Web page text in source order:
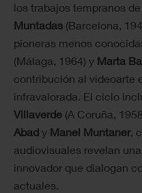
los trabajos tempranos
Muntadas (Barcelona,
pioneras menos
(Málaga, 1964) y Marta
contribución al videoarte
infravalorada. El ciclo
Villaverde (A Coruña,
Abad y Manel Muntaner,
audiovisuales revelan
innovador que dialogan
actuales.